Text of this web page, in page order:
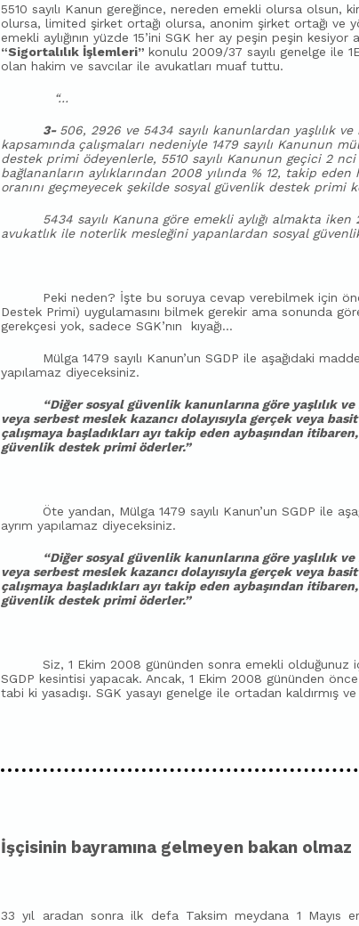
5510 sayılı Kanun gereğince, nereden emekli olursa olsun,
olursa, limited şirket ortağı olursa, anonim şirket ortağı ve
emekli aylığının yüzde 15’ini SGK her ay peşin peşin kesiyor
“Sigortalılık İşlemleri” konulu 2009/37 sayılı genelge ile
olan hakim ve savcılar ile avukatları muaf tuttu.
“…
3- 506, 2926 ve 5434 sayılı kanunlardan yaşlılık
kapsamında çalışmaları nedeniyle 1479 sayılı Kanunun
destek primi ödeyenlerle, 5510 sayılı Kanunun geçici 2 nci
bağlananların aylıklarından 2008 yılında % 12, takip
oranını geçmeyecek şekilde sosyal güvenlik destek primi
5434 sayılı Kanuna göre emekli aylığı almakta
avukatlık ile noterlik mesleğini yapanlardan sosyal
Peki neden? İşte bu soruya cevap verebilmek için
Destek Primi) uygulamasını bilmek gerekir ama sonunda
gerekçesi yok, sadece SGK’nın
kıyağı…
Mülga 1479 sayılı Kanun’un SGDP ile aşağıdaki
yapılamaz diyeceksiniz.
“Diğer sosyal güvenlik kanunlarına göre yaşlılık
veya serbest meslek kazancı dolayısıyla gerçek veya
çalışmaya başladıkları ayı takip eden aybaşından
güvenlik destek primi öderler.”
Öte yandan, Mülga 1479 sayılı Kanun’un SGDP ile
ayrım yapılamaz diyeceksiniz.
“Diğer sosyal güvenlik kanunlarına göre yaşlılık
veya serbest meslek kazancı dolayısıyla gerçek veya
çalışmaya başladıkları ayı takip eden aybaşından
güvenlik destek primi öderler.”
Siz, 1 Ekim 2008 gününden sonra emekli olduğunuz
SGDP kesintisi yapacak. Ancak, 1 Ekim 2008 gününden
tabi ki yasadışı. SGK yasayı genelge ile ortadan kaldırmış
İşçisinin bayramına gelmeyen bakan olmaz
33 yıl aradan sonra ilk defa Taksim meydana 1 Mayıs